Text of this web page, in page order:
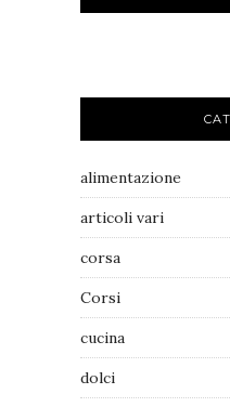
alimentazione
articoli vari
corsa
Corsi
cucina
dolci